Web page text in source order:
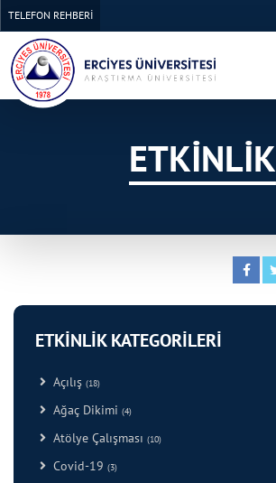
TELEFON REHBERİ
ETKİNLİK
ETKİNLİK KATEGORİLERİ
Açılış (18)
Ağaç Dikimi (4)
Atölye Çalışması (10)
Covid-19 (3)